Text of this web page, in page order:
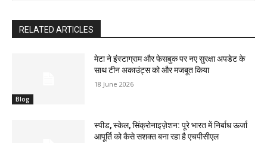
RELATED ARTICLES
Blog
मेटा ने इंस्टाग्राम और फेसबुक पर नए सुरक्षा अपडेट के
साथ टीन अकाउंट्स को और मजबूत किया
18 June 2026
स्पीड, स्केल, सिंक्रोनाइज़ेशन: पूरे भारत में निर्बाध ऊर्जा
आपूर्ति को कैसे सशक्त बना रहा है एचपीसीएल